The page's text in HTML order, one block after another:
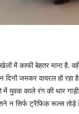
में काफी बेहतर माना है.
दिनों जमकर वायरल हो
में युवक काले रंग की थार
न सिर्फ ट्रैफिक रूल्स